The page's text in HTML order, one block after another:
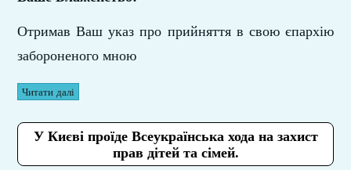
Отримав Ваш указ про прийняття в свою єпархію
забороненого мною
Читати далі
У Києві проїде Всеукраїнська хода на захист
прав дітей та сімей.